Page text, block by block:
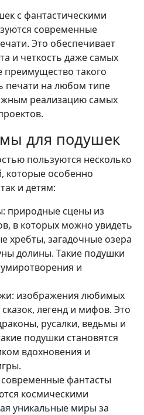
с фантастическими
современные
Это обеспечивает
и четкость даже самых
преимущество такого
печати на любом типе
реализацию самых
для подушек
пользуются несколько
которые особенно
и детям:
природные сцены из
в которых можно увидеть
хребты, загадочные озера
долины. Такие подушки
и
изображения любимых
легенд и мифов. Это
русалки, ведьмы и
подушки становятся
вдохновения и
фантасты
космическими
уникальные миры за